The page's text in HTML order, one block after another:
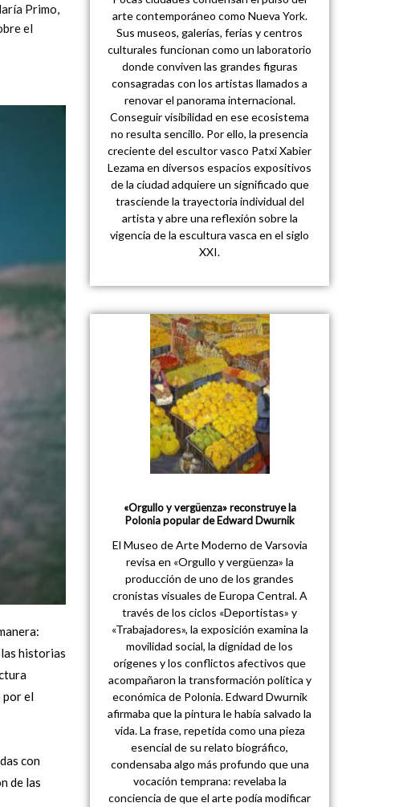
Primo,
el
historias
por el
con
de las
arte contemporáneo como Nueva York.
Sus museos, galerías, ferias y centros
culturales funcionan como un laboratorio
donde conviven las grandes figuras
consagradas con los artistas llamados a
renovar el panorama internacional.
Conseguir visibilidad en ese ecosistema
no resulta sencillo. Por ello, la presencia
creciente del escultor vasco Patxi Xabier
Lezama en diversos espacios expositivos
de la ciudad adquiere un significado que
trasciende la trayectoria individual del
artista y abre una reflexión sobre la
vigencia de la escultura vasca en el siglo
XXI.
«Orgullo y vergüenza» reconstruye la
Polonia popular de Edward Dwurnik
El Museo de Arte Moderno de Varsovia
revisa en «Orgullo y vergüenza» la
producción de uno de los grandes
cronistas visuales de Europa Central. A
través de los ciclos «Deportistas» y
«Trabajadores», la exposición examina la
movilidad social, la dignidad de los
orígenes y los conflictos afectivos que
acompañaron la transformación política y
económica de Polonia. Edward Dwurnik
afirmaba que la pintura le había salvado la
vida. La frase, repetida como una pieza
esencial de su relato biográfico,
condensaba algo más profundo que una
vocación temprana: revelaba la
conciencia de que el arte podía modificar